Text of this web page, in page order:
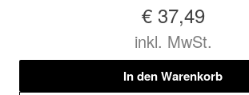
€ 37,49
inkl. MwSt.
In den Warenkorb